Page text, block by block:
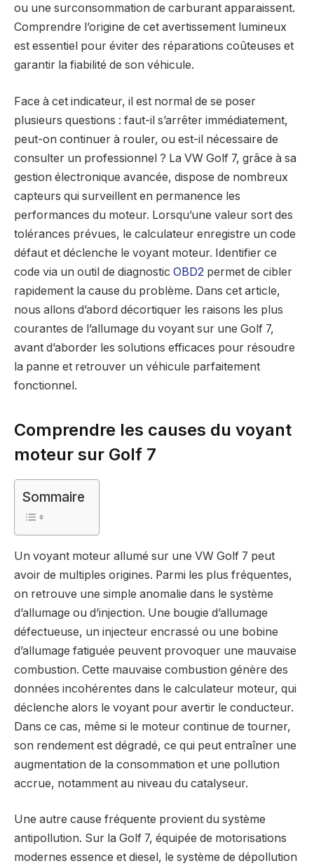
ou une surconsommation de carburant apparaissent.
Comprendre l’origine de cet avertissement lumineux
est essentiel pour éviter des réparations coûteuses et
garantir la fiabilité de son véhicule.
Face à cet indicateur, il est normal de se poser
plusieurs questions : faut-il s’arrêter immédiatement,
peut-on continuer à rouler, ou est-il nécessaire de
consulter un professionnel ? La VW Golf 7, grâce à sa
gestion électronique avancée, dispose de nombreux
capteurs qui surveillent en permanence les
performances du moteur. Lorsqu’une valeur sort des
tolérances prévues, le calculateur enregistre un code
défaut et déclenche le voyant moteur. Identifier ce
code via un outil de diagnostic OBD2 permet de cibler
rapidement la cause du problème. Dans cet article,
nous allons d’abord décortiquer les raisons les plus
courantes de l’allumage du voyant sur une Golf 7,
avant d’aborder les solutions efficaces pour résoudre
la panne et retrouver un véhicule parfaitement
fonctionnel.
Comprendre les causes du voyant
moteur sur Golf 7
Sommaire
Un voyant moteur allumé sur une VW Golf 7 peut
avoir de multiples origines. Parmi les plus fréquentes,
on retrouve une simple anomalie dans le système
d’allumage ou d’injection. Une bougie d’allumage
défectueuse, un injecteur encrassé ou une bobine
d’allumage fatiguée peuvent provoquer une mauvaise
combustion. Cette mauvaise combustion génère des
données incohérentes dans le calculateur moteur, qui
déclenche alors le voyant pour avertir le conducteur.
Dans ce cas, même si le moteur continue de tourner,
son rendement est dégradé, ce qui peut entraîner une
augmentation de la consommation et une pollution
accrue, notamment au niveau du catalyseur.
Une autre cause fréquente provient du système
antipollution. Sur la Golf 7, équipée de motorisations
modernes essence et diesel, le système de dépollution